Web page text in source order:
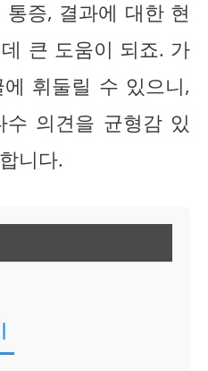
증, 결과에 대한 현
큰 도움이 되죠. 가
휘둘릴 수 있으니,
의견을 균형감 있
니다.